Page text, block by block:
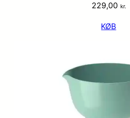
229,00 kr.
KØB